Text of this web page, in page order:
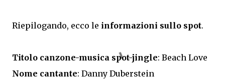
Riepilogando, ecco le informazioni sullo spot.
Titolo canzone-musica spot-jingle: Beach Love
Nome cantante: Danny Duberstein